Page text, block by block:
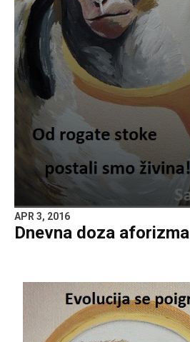
APR 3, 2016
Dnevna doza aforizma